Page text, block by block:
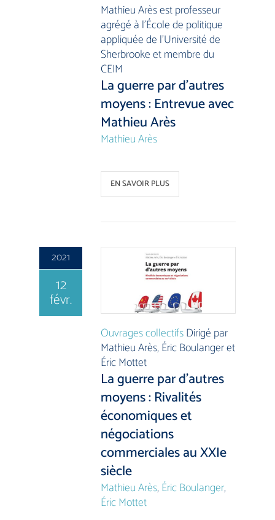
Mathieu Arès est professeur
agrégé à l’École de politique
appliquée de l’Université de
Sherbrooke et membre du
CEIM
La guerre par d’autres
moyens : Entrevue avec
Mathieu Arès
Mathieu Arès
EN SAVOIR PLUS
2021
12
févr.
Ouvrages collectifsDirigé par
Mathieu Arès, Éric Boulanger et
Éric Mottet
La guerre par d’autres
moyens : Rivalités
économiques et
négociations
commerciales au XXIe
siècle
Mathieu Arès,Éric Boulanger,
Éric Mottet